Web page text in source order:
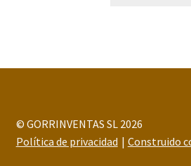
© GORRINVENTAS SL 2026
Política de privacidad
Construido